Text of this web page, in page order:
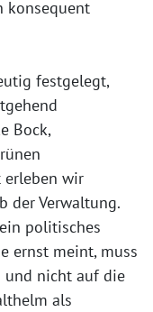
konsequent
festgelegt,
Bock,
erleben wir
der Verwaltung.
politisches
ernst meint, muss
und nicht auf die
als